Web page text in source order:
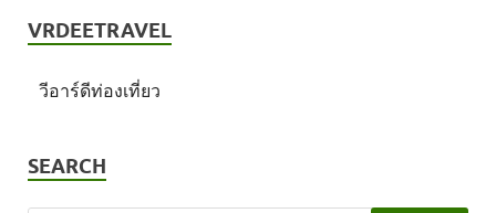
VRDEETRAVEL
วีอาร์ดีท่องเที่ยว
SEARCH